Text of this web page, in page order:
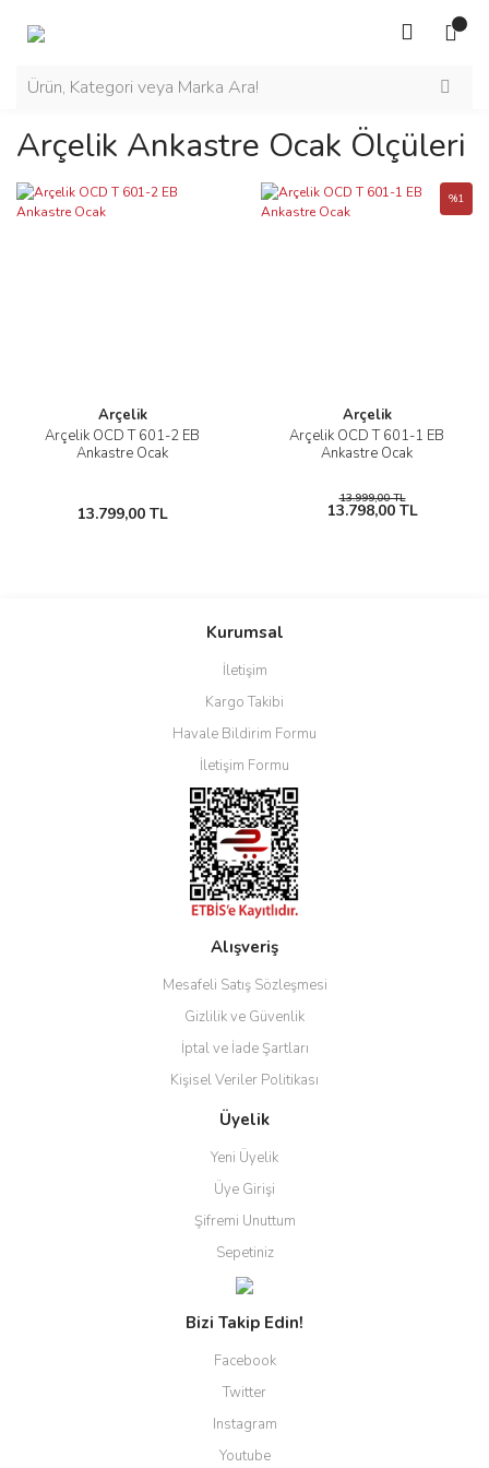
Arçelik Ankastre Ocak Ölçüleri
Arçelik
Arçelik OCD T 601-2 EB
Ankastre Ocak
13.799,00 TL
Arçelik
Arçelik OCD T 601-1 EB
Ankastre Ocak
%1
13.999,00 TL
13.798,00 TL
Kurumsal
İletişim
Kargo Takibi
Havale Bildirim Formu
İletişim Formu
Alışveriş
Mesafeli Satış Sözleşmesi
Gizlilik ve Güvenlik
İptal ve İade Şartları
Kişisel Veriler Politikası
Üyelik
Yeni Üyelik
Üye Girişi
Şifremi Unuttum
Sepetiniz
Bizi Takip Edin!
Facebook
Twitter
Instagram
Youtube